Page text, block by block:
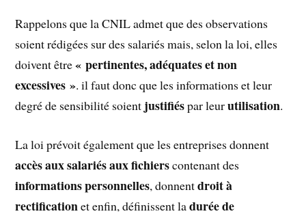
Rappelons que la CNIL admet que des observations
soient rédigées sur des salariés mais, selon la loi, elles
doivent être« pertinentes, adéquates et non
excessives ». il faut donc que les informations et leur
degré de sensibilité soient justifiéspar leurutilisation.
La loi prévoit également que les entreprises donnent
accès aux salariés aux fichierscontenant des
informations personnelles, donnentdroit à
rectificationet enfin, définissent ladurée de